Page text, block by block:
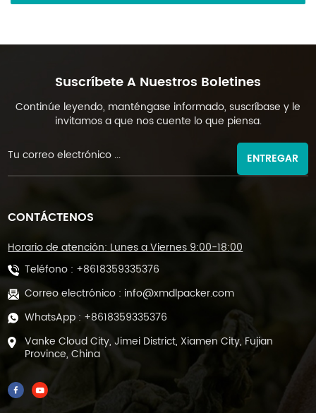
Suscríbete A Nuestros Boletines
Continúe leyendo, manténgase informado, suscríbase y le
invitamos a que nos cuente lo que piensa.
ENTREGAR
CONTÁCTENOS
Horario de atención: Lunes a Viernes 9:00-18:00
Teléfono : +8618359335376
Correo electrónico : info@xmdlpacker.com
WhatsApp : +8618359335376
Vanke Cloud City, Jimei District, Xiamen City, Fujian
Province, China